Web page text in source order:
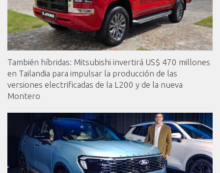
También híbridas: Mitsubishi invertirá US$ 470 millones
en Tailandia para impulsar la producción de las
versiones electrificadas de la L200 y de la nueva
Montero